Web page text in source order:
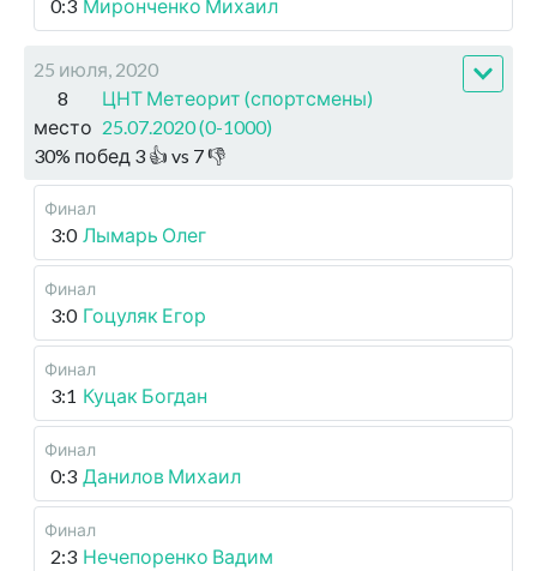
0:3 Миронченко Михаил
25 июля, 2020
8
место
ЦНТ Метеорит (спортсмены)
25.07.2020 (0-1000)
30% побед 3 👍 vs 7👎
Финал
3:0 Лымарь Олег
Финал
3:0 Гоцуляк Егор
Финал
3:1 Куцак Богдан
Финал
0:3 Данилов Михаил
Финал
2:3 Нечепоренко Вадим